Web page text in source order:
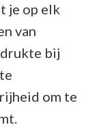
je op elk
van
bij
om te